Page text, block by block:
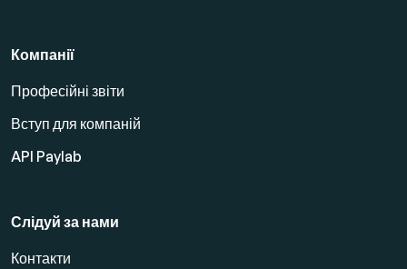
Компанії
Професійні звіти
Вступ для компаній
API Paylab
Слідуй за нами
Контакти